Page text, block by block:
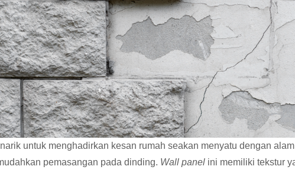
untuk menghadirkan kesan rumah seakan menyatu dengan
pemasangan pada dinding. Wall panel ini memiliki tekstur